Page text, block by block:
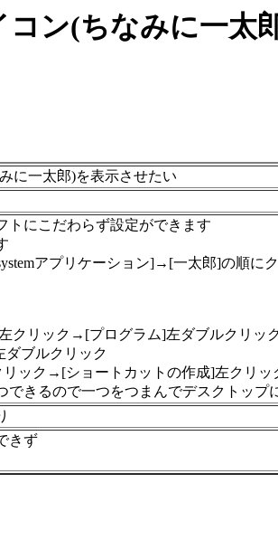
ン(ちなみに一太
に一太郎)を表示させたい
トにこだわらず設定ができます
アプリケーション]→[一太郎]の順に
クリック→[プログラム]左ダブルクリッ
ダブルクリック
ック→[ショートカットの作成]左クリッ
きるので一つをつまんでデスクトップ
きず